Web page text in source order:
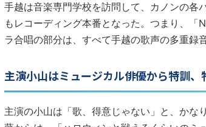
手越は音楽専門学校を訪問して、カノンの各
もレコーディング本番となった。つまり、「
ラ合唱の部分は、すべて手越の歌声の多重録
主演小山はミュージカル俳優から特訓
主演の小山は「歌、得意じゃない」と、かな